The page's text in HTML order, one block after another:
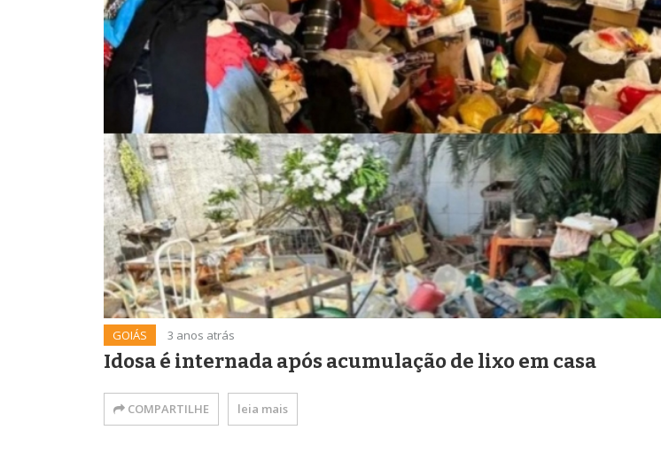
GOIÁS 3 anos atrás
Idosa é internada após acumulação de lixo em casa
COMPARTILHE leia mais